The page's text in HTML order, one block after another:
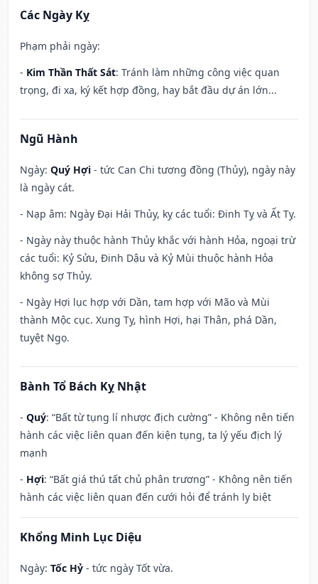
Các Ngày Kỵ
Phạm phải ngày:
- Kim Thần Thất Sát: Tránh làm những công việc quan
trọng, đi xa, ký kết hợp đồng, hay bắt đầu dự án lớn...
Ngũ Hành
Ngày: Quý Hợi - tức Can Chi tương đồng (Thủy), ngày này
là ngày cát.
- Nạp âm: Ngày Đại Hải Thủy, kỵ các tuổi: Đinh Tỵ và Ất Tỵ.
- Ngày này thuộc hành Thủy khắc với hành Hỏa, ngoại trừ
các tuổi: Kỷ Sửu, Đinh Dậu và Kỷ Mùi thuộc hành Hỏa
không sợ Thủy.
- Ngày Hợi lục hợp với Dần, tam hợp với Mão và Mùi
thành Mộc cục. Xung Tỵ, hình Hợi, hại Thân, phá Dần,
tuyệt Ngọ.
Bành Tổ Bách Kỵ Nhật
- Quý: “Bất từ tụng lí nhược địch cường” - Không nên tiến
hành các việc liên quan đến kiện tụng, ta lý yếu địch lý
mạnh
- Hợi: “Bất giá thú tất chủ phân trương” - Không nên tiến
hành các việc liên quan đến cưới hỏi để tránh ly biệt
Khổng Minh Lục Diệu
Ngày: Tốc Hỷ - tức ngày Tốt vừa.